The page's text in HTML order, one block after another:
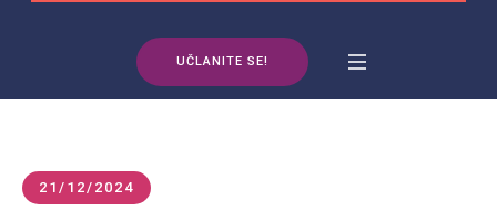
UČLANITE SE!
21/12/2024